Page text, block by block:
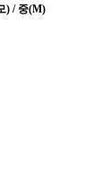
) / 중(M)